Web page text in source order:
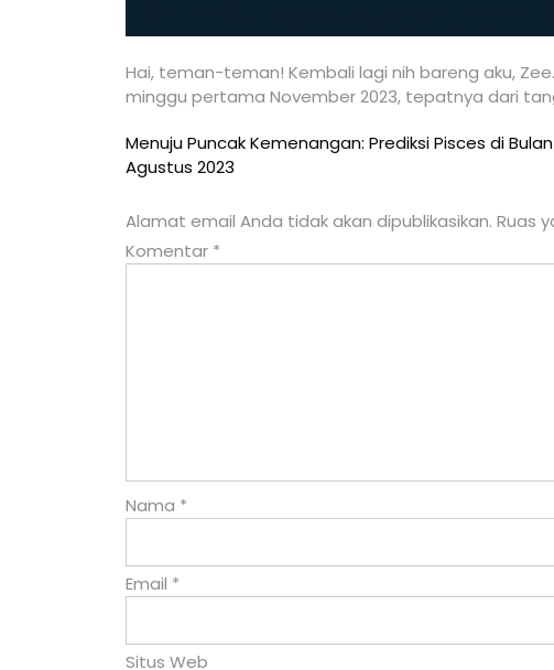
Hai, teman-teman! Kembali lagi nih bareng aku,
minggu pertama November 2023, tepatnya dari
Navigasi
pos
Menuju Puncak Kemenangan: Prediksi Pisces di Bulan
Agustus 2023
Alamat email Anda tidak akan dipublikasikan. Ruas
Komentar *
Nama *
Email *
Situs Web